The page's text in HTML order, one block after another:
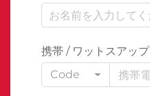
携帯 / ワットスアップ
Code